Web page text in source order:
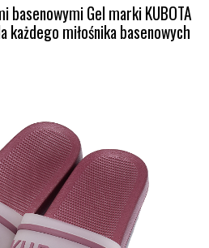
Gel marki KUBOTA
każdego miłośnika basenowych